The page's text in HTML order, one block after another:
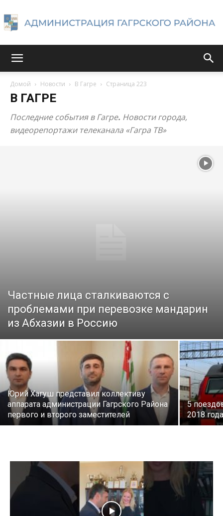
Домой Новости В Гагре Страница 223
В ГАГРЕ
Последние события в Гагре. Новости города,
видеорепортажи телеканала «Гагра ТВ»
Частные лица сталкиваются с
проблемами при перевозке мандарин
из Абхазии в Россию
Юрий Хагуш представил коллективу
аппарата администрации Гагрского Района
первого и второго заместителей
5
2018